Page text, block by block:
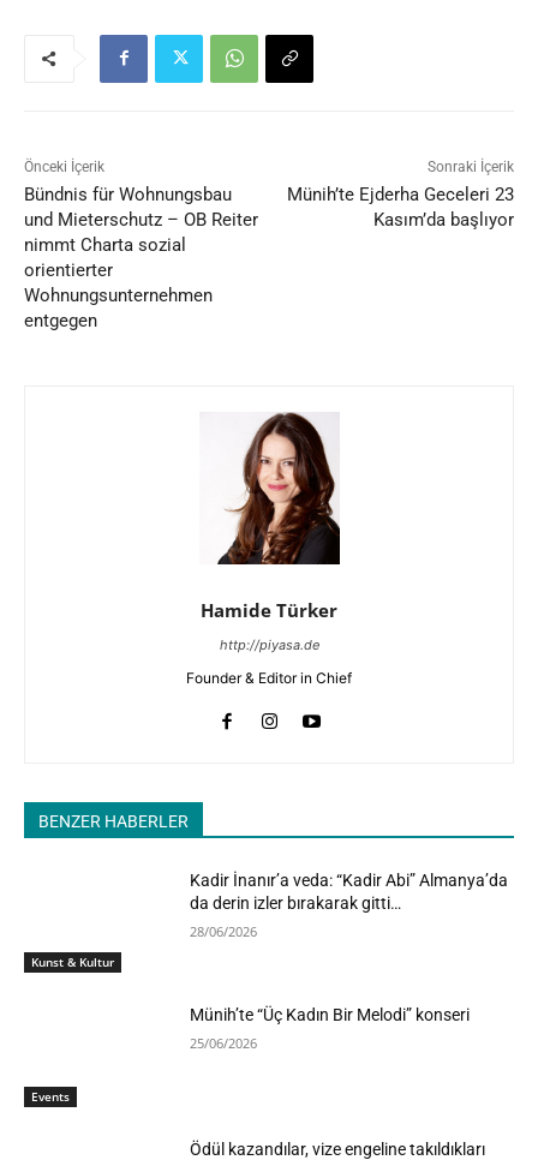
Önceki İçerik
Bündnis für Wohnungsbau
und Mieterschutz – OB Reiter
nimmt Charta sozial
orientierter
Wohnungsunternehmen
entgegen
Sonraki İçerik
Münih’te Ejderha Geceleri 23
Kasım’da başlıyor
Hamide Türker
http://piyasa.de
Founder & Editor in Chief
BENZER HABERLER
Kunst & Kultur
Kadir İnanır’a veda: “Kadir Abi” Almanya’da
da derin izler bırakarak gitti…
28/06/2026
Events
Münih’te “Üç Kadın Bir Melodi” konseri
25/06/2026
Ödül kazandılar, vize engeline takıldıkları